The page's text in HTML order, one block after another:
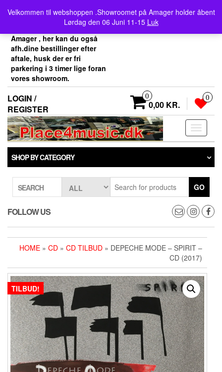
content
Velkommen til webshoppen .Showroomet på Amager holder åbent
Lørdag den 06 Juni 11-15 Luk
Velkommen her i
Place4music`s webshop .
Vores showroom ligger på
Amager , her kan du også
afh.dine bestillinger efter
aftale, husk der er fri
parkering i 3 timer lige foran
vores showroom.
LOGIN /
REGISTER
0
0,00 KR.
0
Toggle
SHOP BY CATEGORY
SEARCH GO
FOLLOW US
HOME » CD » CD TILBUD » DEPECHE MODE – SPIRIT –
CD (2017)
TILBUD!